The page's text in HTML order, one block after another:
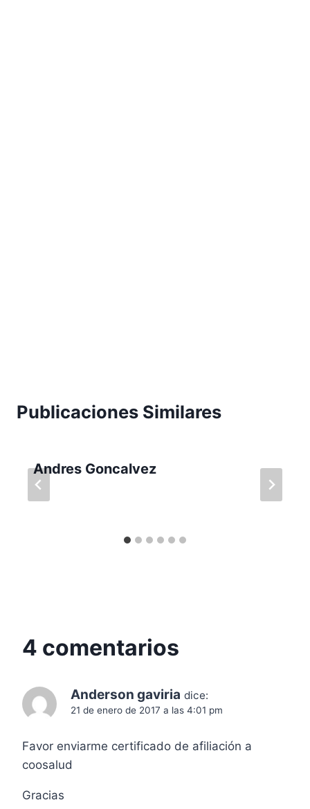
Publicaciones Similares
Andres Goncalvez
4 comentarios
Anderson gaviria dice:
21 de enero de 2017 a las 4:01 pm
Favor enviarme certificado de afiliación a
coosalud
Gracias